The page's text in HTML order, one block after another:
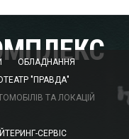
ОБЛАДНАННЯ
"ПРАВДА"
ТА ЛОКАЦІЙ
СЕРВІС